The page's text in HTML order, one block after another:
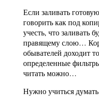
Если заливать
говорить как под
учесть, что заливать
правящему слою…
обывателей доходит
определенные
читать можно…
Нужно учиться